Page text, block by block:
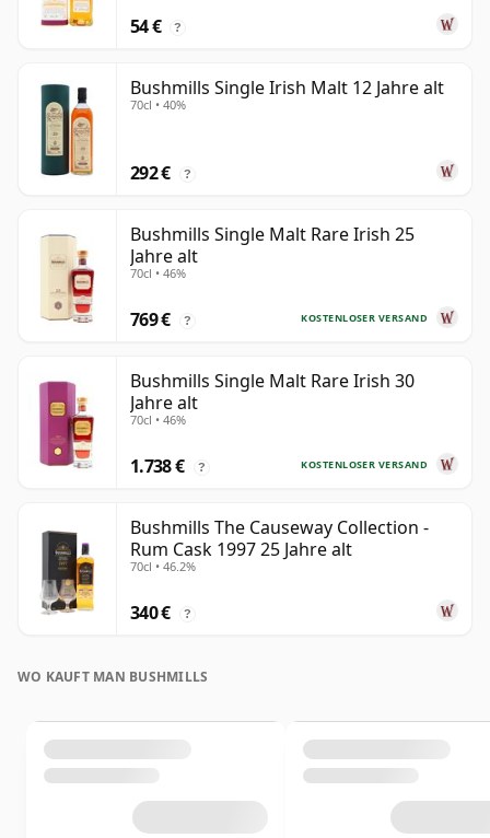
54 € ?
Bushmills Single Irish Malt 12 Jahre alt
70cl • 40%
292 € ?
Bushmills Single Malt Rare Irish 25
Jahre alt
70cl • 46%
KOSTENLOSER VERSAND
769 € ?
Bushmills Single Malt Rare Irish 30
Jahre alt
70cl • 46%
KOSTENLOSER VERSAND
1.738 € ?
Bushmills The Causeway Collection -
Rum Cask 1997 25 Jahre alt
70cl • 46.2%
340 € ?
WO KAUFT MAN BUSHMILLS